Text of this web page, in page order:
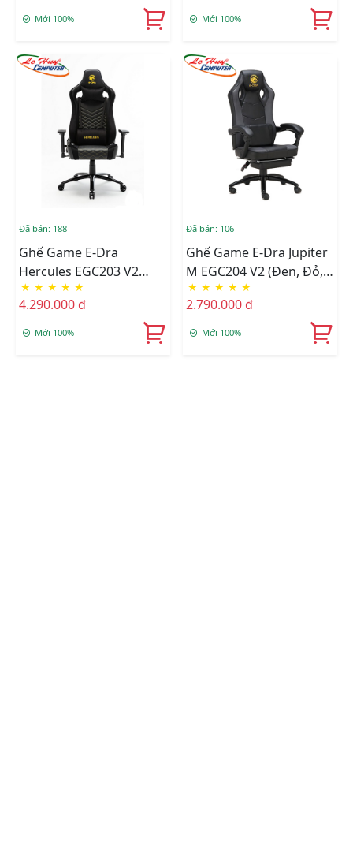
Mới 100% Mới 100%
Đã bán: 188
Ghế Game E-Dra
Hercules EGC203 V2
Black
★ ★ ★ ★ ★
4.290.000 đ
Mới 100%
Đã bán: 106
Ghế Game E-Dra Jupiter
M EGC204 V2 (Đen, Đỏ,
Trắng, Xanh Lá)
★ ★ ★ ★ ★
2.790.000 đ
Mới 100%